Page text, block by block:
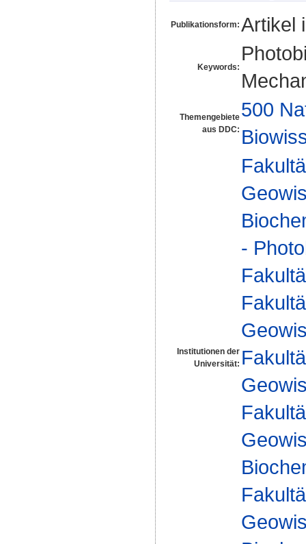
Publikationsform: Artikel
Keywords:
Themengebiete
aus DDC:
500
Institutionen der
Universität:
-